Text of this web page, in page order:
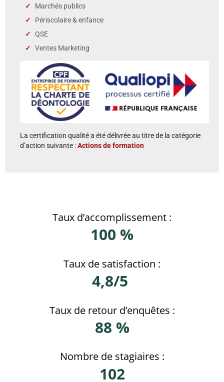
Marchés publics
Périscolaire & enfance
QSE
Ventes Marketing
La certification qualité a été délivrée au titre de la catégorie
d’action suivante :Actions de formation
Nombre de stagiaires :
102
Taux de retour d’enquêtes :
88 %
Taux de satisfaction :
4,8/5
Taux d’accomplissement :
100 %